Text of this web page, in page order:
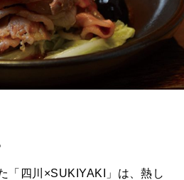
「四川×SUKIYAKI」は、熱し